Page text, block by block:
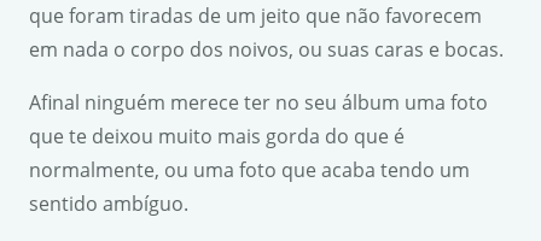
que foram tiradas de um jeito que não favorecem
em nada o corpo dos noivos, ou suas caras e bocas.
Afinal ninguém merece ter no seu álbum uma foto
que te deixou muito mais gorda do que é
normalmente, ou uma foto que acaba tendo um
sentido ambíguo.